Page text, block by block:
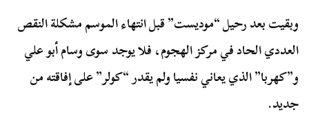
وبقيت بعد رحيل “موديست” قبل انتهاء الموسم مشكلة النقص
العددي الحاد في مركز الهجوم، فلا يوجد سوى وسام أبو علي
و”كهربا” الذي يعاني نفسيا ولم يقدر “كولر” على إفاقته من
جديد.